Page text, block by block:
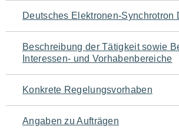
Navigation
für
den
Seiteninhalt
Deutsches Elektronen-Synchrotron
Beschreibung der Tätigkeit sowie
Interessen- und Vorhabenbereiche
Konkrete Regelungsvorhaben
Angaben zu Aufträgen